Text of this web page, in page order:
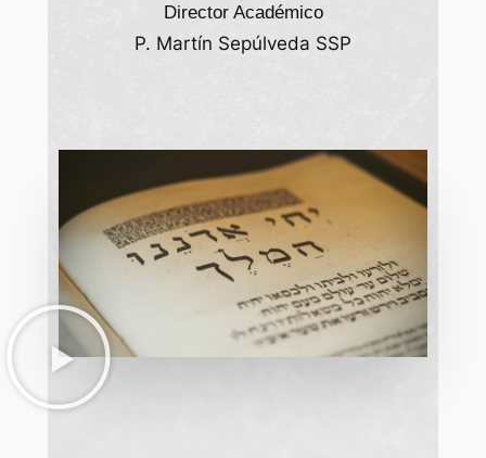
Director Académico
P. Martín Sepúlveda SSP